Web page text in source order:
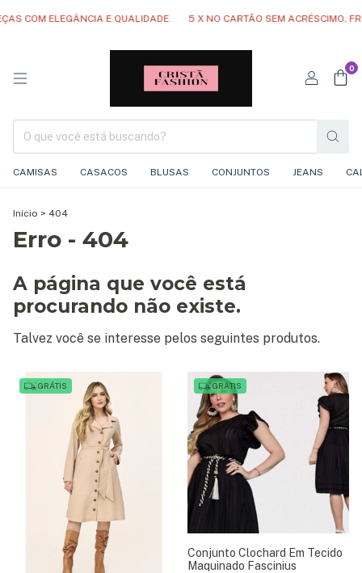
ELEGÂNCIA E QUALIDADE 5 X NO CARTÃO SEM ACRÉSCIMO, FRETE
0
CAMISAS CASACOS BLUSAS CONJUNTOS JEANS
Início > 404
Erro - 404
A página que você está
procurando não existe.
Talvez você se interesse pelos seguintes produtos.
GRÁTIS GRÁTIS
Conjunto Clochard Em Tecido
Maquinado Fascinius